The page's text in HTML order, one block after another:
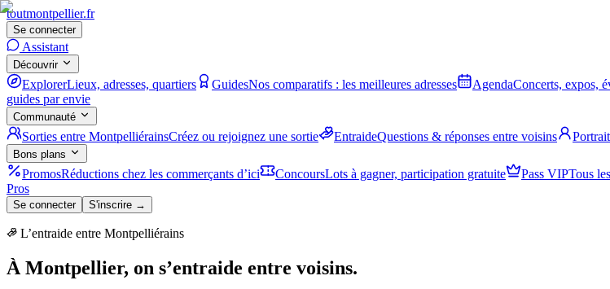
toutmontpellier.fr
Se connecter
Assistant
Découvrir
ExplorerLieux, adresses, quartiers GuidesNos comparatifs : les meilleures adresses AgendaConcerts, expos,
guides par envie
Communauté
Sorties entre MontpelliérainsCréez ou rejoignez une sortie EntraideQuestions & réponses entre voisins
Bons plans
PromosRéductions chez les commerçants d’ici ConcoursLots à gagner, participation gratuite Pass VIPTous
Pros
Se connecter S'inscrire →
L’entraide entre Montpelliérains
À Montpellier, on s’entraide entre voisins.